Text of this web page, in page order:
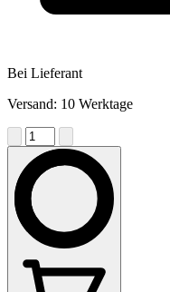
Bei Lieferant
Versand: 10 Werktage